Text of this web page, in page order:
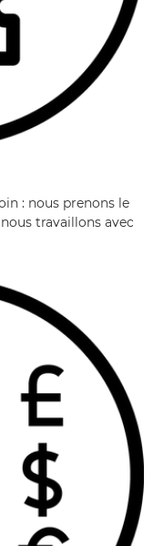
: nous prenons le
travaillons avec